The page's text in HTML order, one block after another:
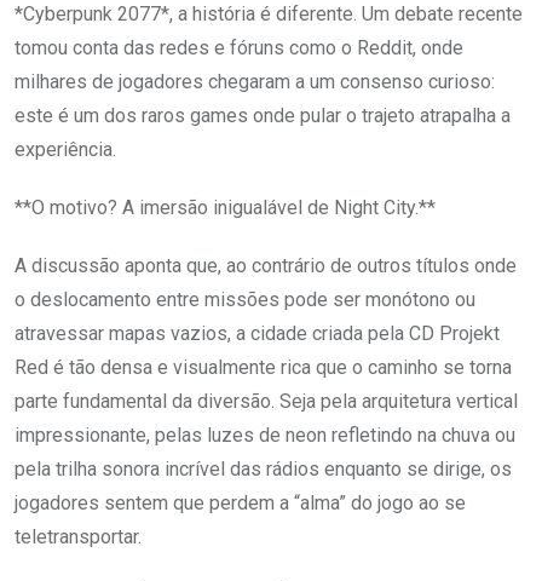
*Cyberpunk 2077*, a história é diferente. Um debate recente
tomou conta das redes e fóruns como o Reddit, onde
milhares de jogadores chegaram a um consenso curioso:
este é um dos raros games onde pular o trajeto atrapalha a
experiência.
**O motivo? A imersão inigualável de Night City.**
A discussão aponta que, ao contrário de outros títulos onde
o deslocamento entre missões pode ser monótono ou
atravessar mapas vazios, a cidade criada pela CD Projekt
Red é tão densa e visualmente rica que o caminho se torna
parte fundamental da diversão. Seja pela arquitetura vertical
impressionante, pelas luzes de neon refletindo na chuva ou
pela trilha sonora incrível das rádios enquanto se dirige, os
jogadores sentem que perdem a “alma” do jogo ao se
teletransportar.